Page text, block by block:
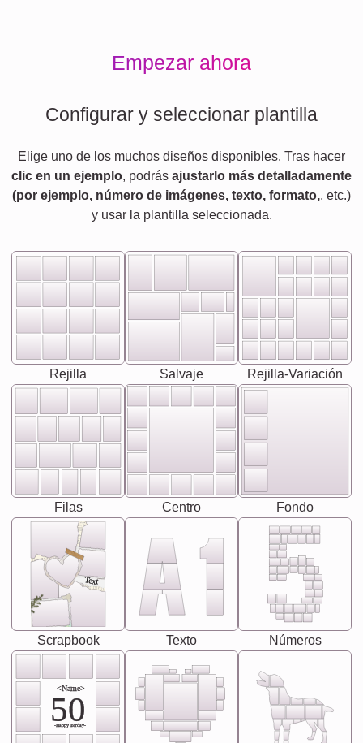
Empezar ahora
Configurar y seleccionar plantilla
Elige uno de los muchos diseños disponibles. Tras hacer
clic en un ejemplo, podrás ajustarlo más detalladamente
(por ejemplo, número de imágenes, texto, formato,, etc.)
y usar la plantilla seleccionada.
Rejilla Salvaje Rejilla-Variación
Filas Centro Fondo
Text
Scrapbook Texto Números
<Name>
50
-Happy Birday-